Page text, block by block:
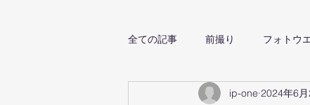
全ての記事 前撮り フォトウ
愛知フォトウエディング 名
ip-one 2024年6